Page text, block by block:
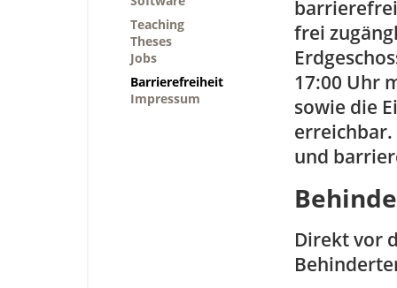
Teaching
Theses
Jobs
Barrierefreiheit
Impressum
frei
17:00 Uhr
sowie die
erreichbar.
und
Direkt vor